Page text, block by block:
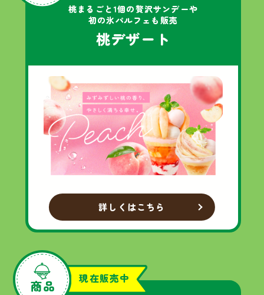
桃まるごと1個の贅沢サンデーや
初の氷パルフェも販売
桃デザート
詳しくはこちら
現在販売中